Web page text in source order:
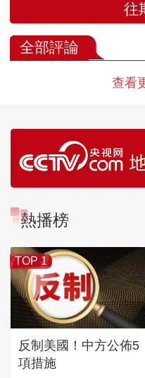
往
全部評論
查看
熱播榜
TOP 1
反制美國！中方公佈5
項措施